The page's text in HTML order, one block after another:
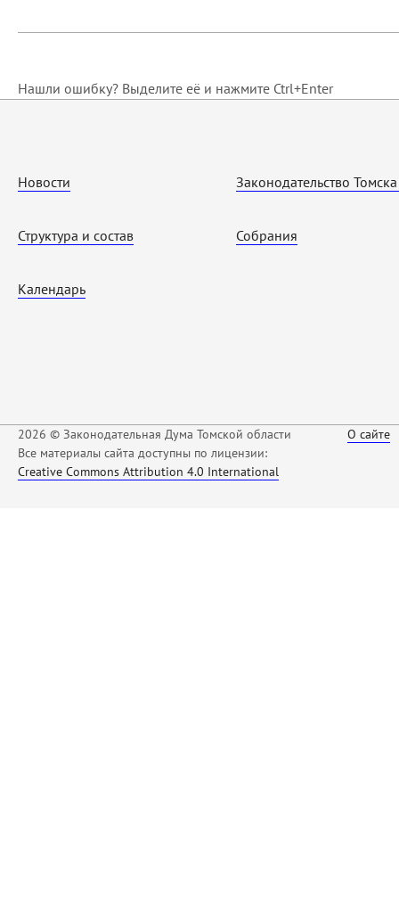
Нашли ошибку? Выделите её и нажмите Ctrl+Enter
Новости
Структура и состав
Календарь
Законодательство
Собрания
2026 © Законодательная Дума Томской области
Все материалы сайта доступны по лицензии:
Creative Commons Attribution 4.0 International
О сайте